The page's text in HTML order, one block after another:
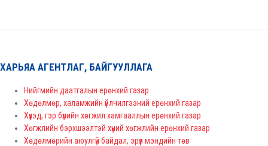
ХАРЬЯА АГЕНТЛАГ, БАЙГУУЛЛАГА
Нийгмийн даатгалын ерөнхий газар
Хөдөлмөр, халамжийн үйлчилгээний ерөнхий газар
Хүүхэд, гэр бүлийн хөгжил хамгааллын ерөнхий газар
Хөгжлийн бэрхшээлтэй хүний хөгжлийн ерөнхий газар
Хөдөлмөрийн аюулгүй байдал, эрүүл мэндийн төв